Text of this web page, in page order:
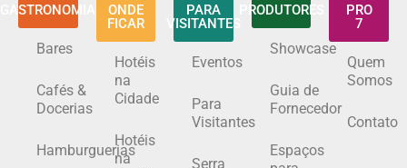
GASTRONOMIA
Bares
Cafés &
Docerias
Hamburguerias
ONDE
FICAR
Hotéis
na
Cidade
Hotéis
na
PARA
VISITANTES
Eventos
Para
Visitantes
Serra
PRODUTORES
Showcase
Guia de
Fornecedor
Espaços
PRO
7
Quem
Somos
Contato